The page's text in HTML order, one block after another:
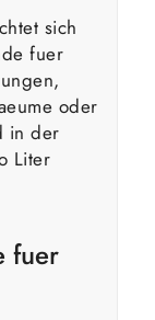
sich
fuer
oder
in der
Liter
fuer